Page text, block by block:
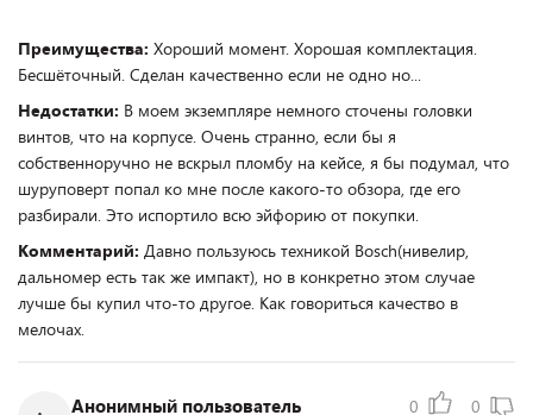
Преимущества: Хороший момент. Хорошая комплектация.
Бесшёточный. Сделан качественно если не одно но...
Недостатки: В моем экземпляре немного сточены головки
винтов, что на корпусе. Очень странно, если бы я
собственноручно не вскрыл пломбу на кейсе, я бы подумал, что
шуруповерт попал ко мне после какого-то обзора, где его
разбирали. Это испортило всю эйфорию от покупки.
Комментарий: Давно пользуюсь техникой Bosch(нивелир,
дальномер есть так же импакт), но в конкретно этом случае
лучше бы купил что-то другое. Как говориться качество в
мелочах.
Анонимный пользователь 0 0